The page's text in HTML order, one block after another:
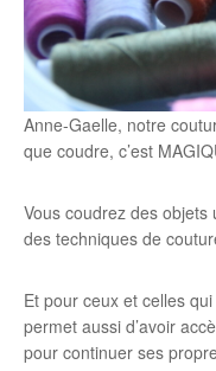
Anne-Gaelle, notre
que coudre, c’est
Vous coudrez des
des techniques de
Et pour ceux et celles
permet aussi d’avoir
pour continuer ses